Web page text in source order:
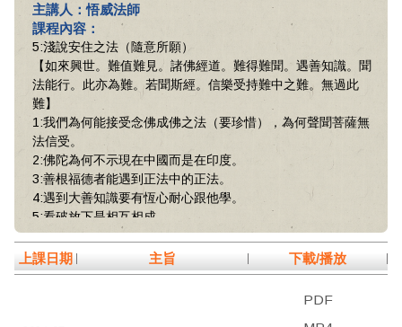
主講人：悟威法師
課程內容：
5:淺說安住之法（隨意所願）
【如來興世。難值難見。諸佛經道。難得難聞。遇善知識。聞
法能行。此亦為難。若聞斯經。信樂受持難中之難。無過此
難】
1:我們為何能接受念佛成佛之法（要珍惜），為何聲聞菩薩無
法信受。
2:佛陀為何不示現在中國而是在印度。
3:善根福德者能遇到正法中的正法。
4:遇到大善知識要有恆心耐心跟他學。
5:看破放下是相互相成
【若有眾生得聞佛聲……故心狐疑。不信向耳。】
1:遇佛法痛哭溜涕要與佛經相應才不會著魔。
2:我們要有高度警覺心不能再犯過去生的毛病。
上課日期 主旨 下載/播放
PDF